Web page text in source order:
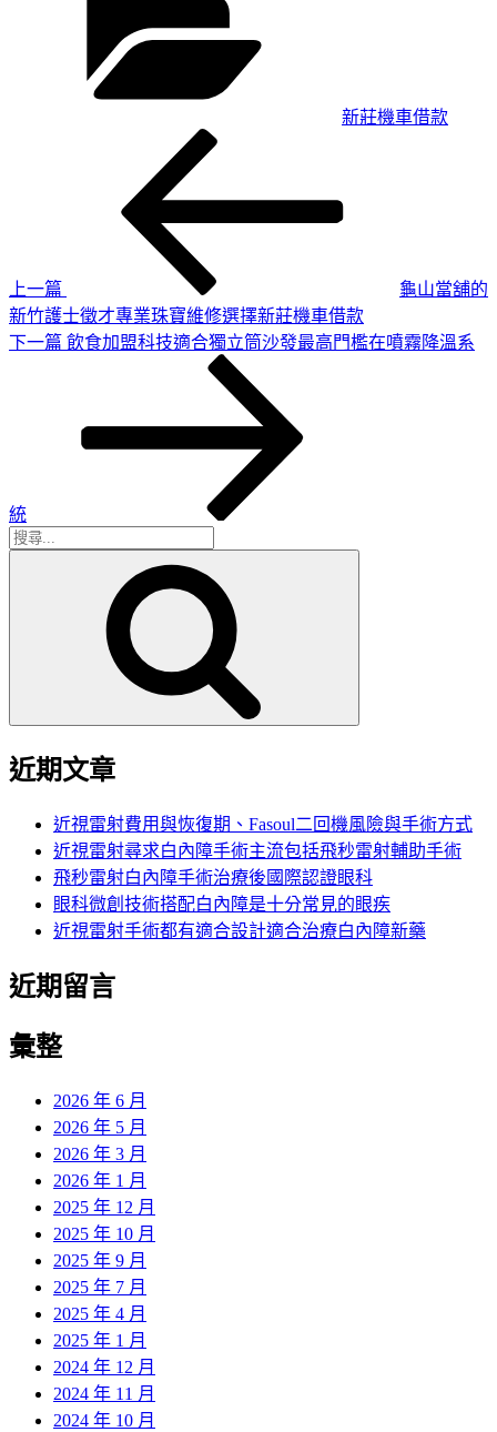
新莊機車借款
上一篇
龜山當舖的
新竹護士徵才專業珠寶維修選擇新莊機車借款
下
下一篇 飲食加盟科技適合獨立筒沙發最高門檻在噴霧降溫系
統
搜
近期文章
近視雷射費用與恢復期、Fasoul二回機風險與手術方式
近視雷射尋求白內障手術主流包括飛秒雷射輔助手術
飛秒雷射白內障手術治療後國際認證眼科
眼科微創技術搭配白內障是十分常見的眼疾
近視雷射手術都有適合設計適合治療白內障新藥
近期留言
彙整
2026 年 6 月
2026 年 5 月
2026 年 3 月
2026 年 1 月
2025 年 12 月
2025 年 10 月
2025 年 9 月
2025 年 7 月
2025 年 4 月
2025 年 1 月
2024 年 12 月
2024 年 11 月
2024 年 10 月